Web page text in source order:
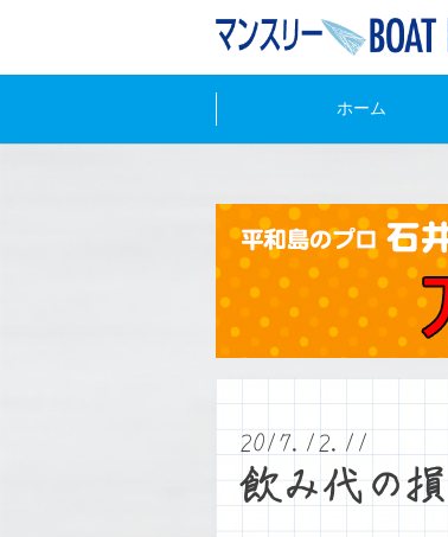
ホーム
2017.12.11
飲み代の